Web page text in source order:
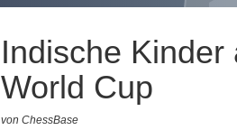
Indische
World Cup
von ChessBase